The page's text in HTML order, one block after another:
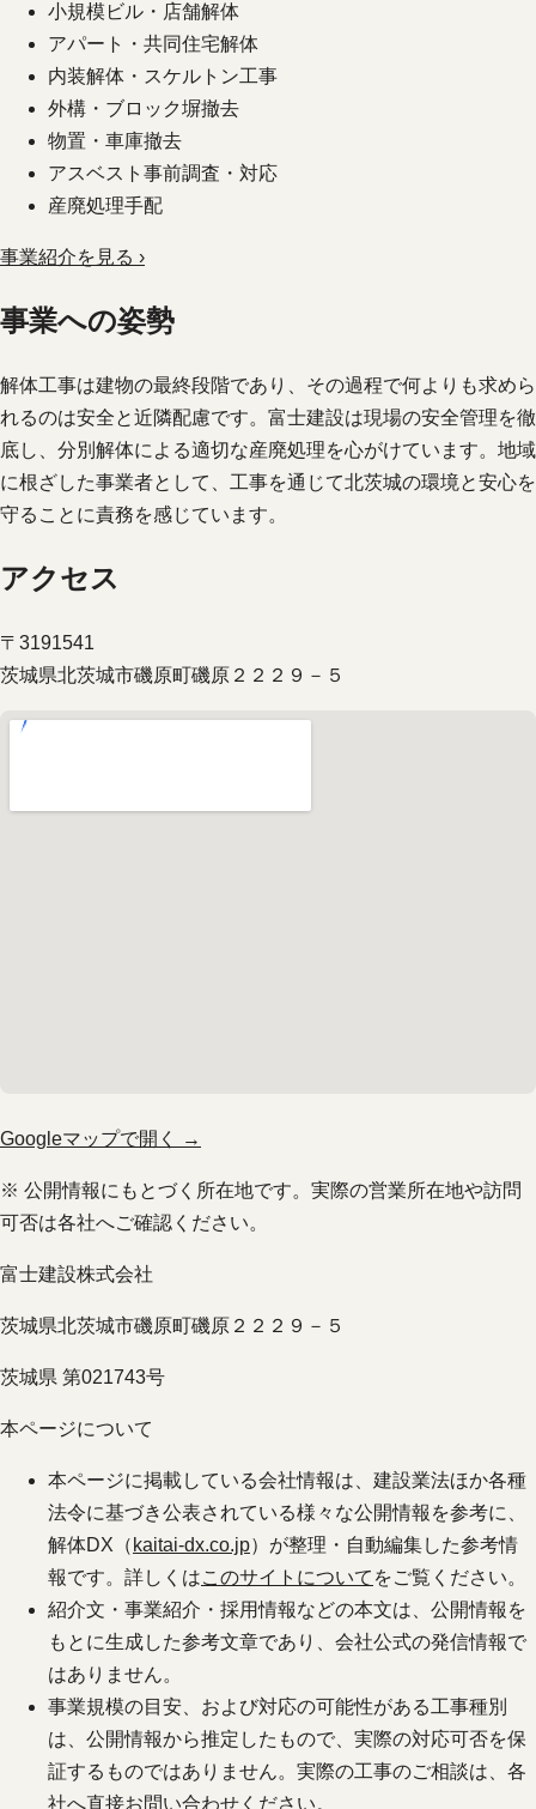
小規模ビル・店舗解体
アパート・共同住宅解体
内装解体・スケルトン工事
外構・ブロック塀撤去
物置・車庫撤去
アスベスト事前調査・対応
産廃処理手配
事業紹介を見る ›
事業への姿勢
解体工事は建物の最終段階であり、その過程で何よりも求めら
れるのは安全と近隣配慮です。富士建設は現場の安全管理を徹
底し、分別解体による適切な産廃処理を心がけています。地域
に根ざした事業者として、工事を通じて北茨城の環境と安心を
守ることに責務を感じています。
アクセス
〒3191541
茨城県北茨城市磯原町磯原２２２９－５
Googleマップで開く →
※ 公開情報にもとづく所在地です。実際の営業所在地や訪問
可否は各社へご確認ください。
富士建設株式会社
茨城県北茨城市磯原町磯原２２２９－５
茨城県 第021743号
本ページについて
本ページに掲載している会社情報は、建設業法ほか各種
法令に基づき公表されている様々な公開情報を参考に、
解体DX（ kaitai-dx.co.jp）が整理・自動編集した参考情
報です。詳しくはこのサイトについて をご覧ください。
紹介文・事業紹介・採用情報などの本文は、公開情報を
もとに生成した参考文章であり、会社公式の発信情報で
はありません。
事業規模の目安、および対応の可能性がある工事種別
は、公開情報から推定したもので、実際の対応可否を保
証するものではありません。実際の工事のご相談は、各
社へ直接お問い合わせください。